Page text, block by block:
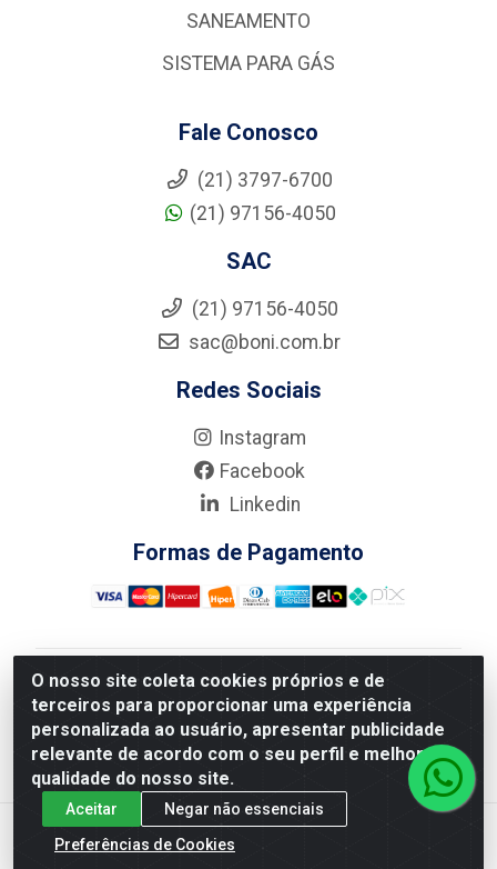
O nosso site coleta cookies próprios e de
terceiros para proporcionar uma experiência
personalizada ao usuário, apresentar publicidade
relevante de acordo com o seu perfil e melhorar a
qualidade do nosso site.
Aceitar
Negar não essenciais
Preferências de Cookies
SANEAMENTO
SISTEMA PARA GÁS
Fale Conosco
(21) 3797-6700
(21) 97156-4050
SAC
(21) 97156-4050
sac@boni.com.br
Redes Sociais
Instagram
Facebook
Linkedin
Formas de Pagamento
Nova Boni Distribuidora de Material de Construção LTDA
- Rua Alice Tibiriçá, 330 - Vila Da Penha, Rio de
Janeiro/RJ - CEP: 21.210-110 - CNPJ: 11.003.135/0001-
27